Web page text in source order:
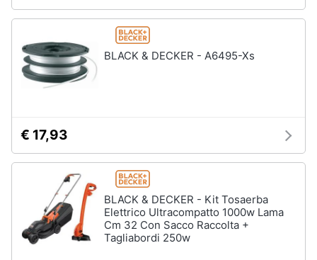
BLACK & DECKER - A6495-Xs
€ 17,93
BLACK & DECKER - Kit Tosaerba
Elettrico Ultracompatto 1000w Lama
Cm 32 Con Sacco Raccolta +
Tagliabordi 250w